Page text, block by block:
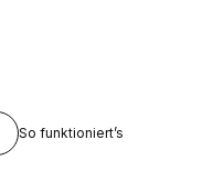
So funktioniert’s